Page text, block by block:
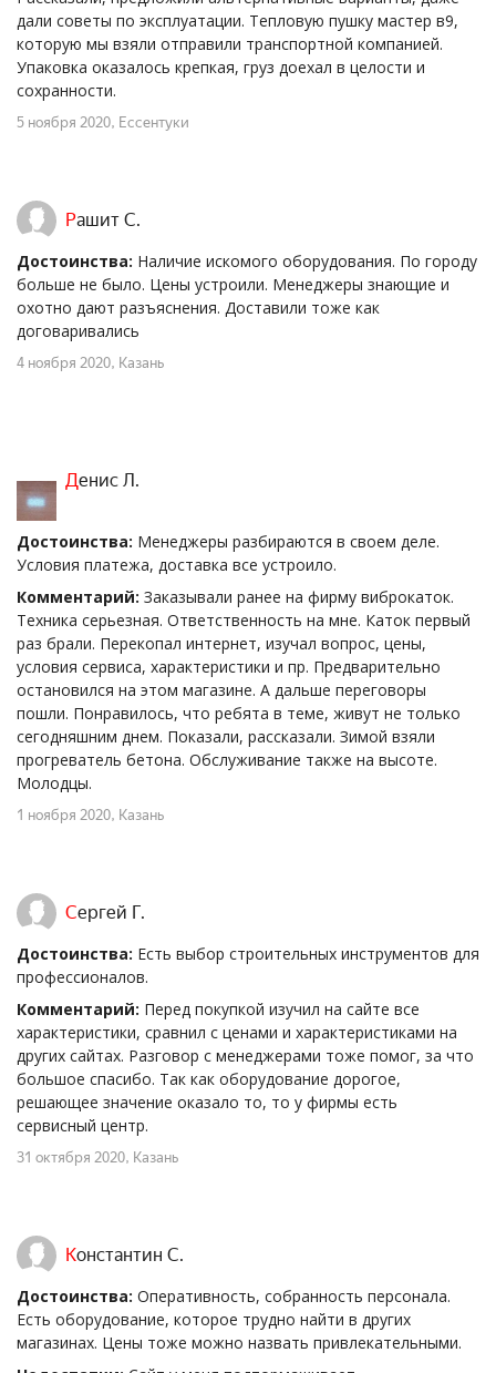
дали советы по эксплуатации. Тепловую пушку мастер в9,
которую мы взяли отправили транспортной компанией.
Упаковка оказалось крепкая, груз доехал в целости и
сохранности.
5 ноября 2020, Ессентуки
Рашит С.
Достоинства: Наличие искомого оборудования. По городу
больше не было. Цены устроили. Менеджеры знающие и
охотно дают разъяснения. Доставили тоже как
договаривались
4 ноября 2020, Казань
Денис Л.
Достоинства: Менеджеры разбираются в своем деле.
Условия платежа, доставка все устроило.
Комментарий: Заказывали ранее на фирму виброкаток.
Техника серьезная. Ответственность на мне. Каток первый
раз брали. Перекопал интернет, изучал вопрос, цены,
условия сервиса, характеристики и пр. Предварительно
остановился на этом магазине. А дальше переговоры
пошли. Понравилось, что ребята в теме, живут не только
сегодняшним днем. Показали, рассказали. Зимой взяли
прогреватель бетона. Обслуживание также на высоте.
Молодцы.
1 ноября 2020, Казань
Сергей Г.
Достоинства: Есть выбор строительных инструментов для
профессионалов.
Комментарий: Перед покупкой изучил на сайте все
характеристики, сравнил с ценами и характеристиками на
других сайтах. Разговор с менеджерами тоже помог, за что
большое спасибо. Так как оборудование дорогое,
решающее значение оказало то, то у фирмы есть
сервисный центр.
31 октября 2020, Казань
Константин С.
Достоинства: Оперативность, собранность персонала.
Есть оборудование, которое трудно найти в других
магазинах. Цены тоже можно назвать привлекательными.